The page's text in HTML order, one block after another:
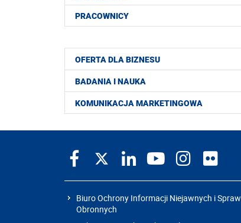
PRACOWNICY
OFERTA DLA BIZNESU
BADANIA I NAUKA
KOMUNIKACJA MARKETINGOWA
Biuro Ochrony Informacji Niejawnych i Spraw
Obronnych